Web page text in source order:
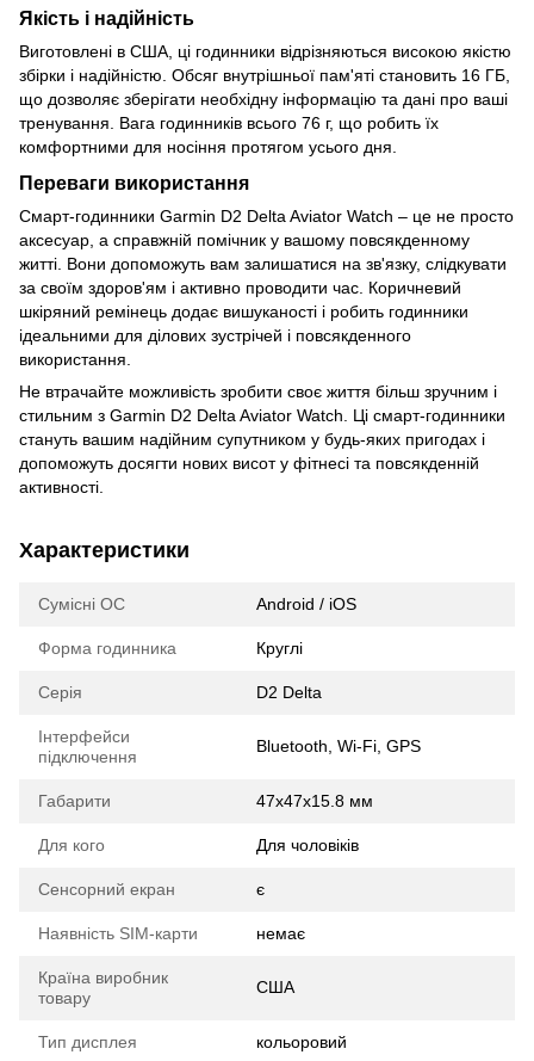
Якість і надійність
Виготовлені в США, ці годинники відрізняються високою якістю
збірки і надійністю. Обсяг внутрішньої пам'яті становить 16 ГБ,
що дозволяє зберігати необхідну інформацію та дані про ваші
тренування. Вага годинників всього 76 г, що робить їх
комфортними для носіння протягом усього дня.
Переваги використання
Смарт-годинники Garmin D2 Delta Aviator Watch – це не просто
аксесуар, а справжній помічник у вашому повсякденному
житті. Вони допоможуть вам залишатися на зв'язку, слідкувати
за своїм здоров'ям і активно проводити час. Коричневий
шкіряний ремінець додає вишуканості і робить годинники
ідеальними для ділових зустрічей і повсякденного
використання.
Не втрачайте можливість зробити своє життя більш зручним і
стильним з Garmin D2 Delta Aviator Watch. Ці смарт-годинники
стануть вашим надійним супутником у будь-яких пригодах і
допоможуть досягти нових висот у фітнесі та повсякденній
активності.
Характеристики
Сумісні ОС Android / iOS
Форма годинника Круглі
Серія D2 Delta
Інтерфейси
підключення
Bluetooth, Wi-Fi, GPS
Габарити 47x47x15.8 мм
Для кого Для чоловіків
Сенсорний екран є
Наявність SIM-карти немає
Країна виробник
товару
США
Тип дисплея кольоровий